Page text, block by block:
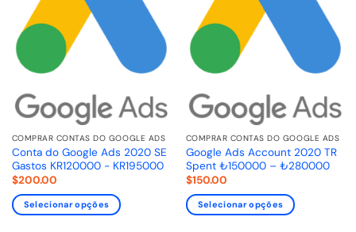
COMPRAR CONTAS DO GOOGLE ADS
Conta do Google Ads 2020 SE
Gastos KR120000 - KR195000
$200.00
Selecionar opções
COMPRAR CONTAS DO GOOGLE ADS
Google Ads Account 2020 TR
Spent ₺150000 – ₺280000
$150.00
Selecionar opções